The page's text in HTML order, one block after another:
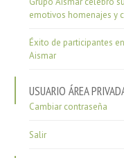
emotivos homenajes y
Éxito de participantes
Aismar
USUARIO ÁREA
Cambiar contraseña
Salir